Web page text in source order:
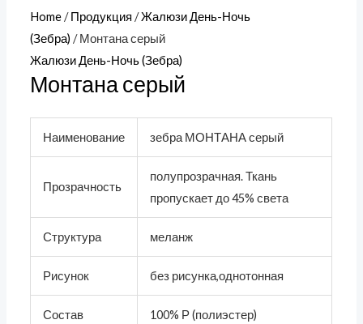
Home/Продукция /Жалюзи День-Ночь
(Зебра) / Монтана серый
Жалюзи День-Ночь (Зебра)
Монтана серый
Наименование зебра МОНТАНА серый
Прозрачность
полупрозрачная. Ткань
пропускает до 45% света
Структура меланж
Рисунок без рисунка,однотонная
Состав 100% Р (полиэстер)